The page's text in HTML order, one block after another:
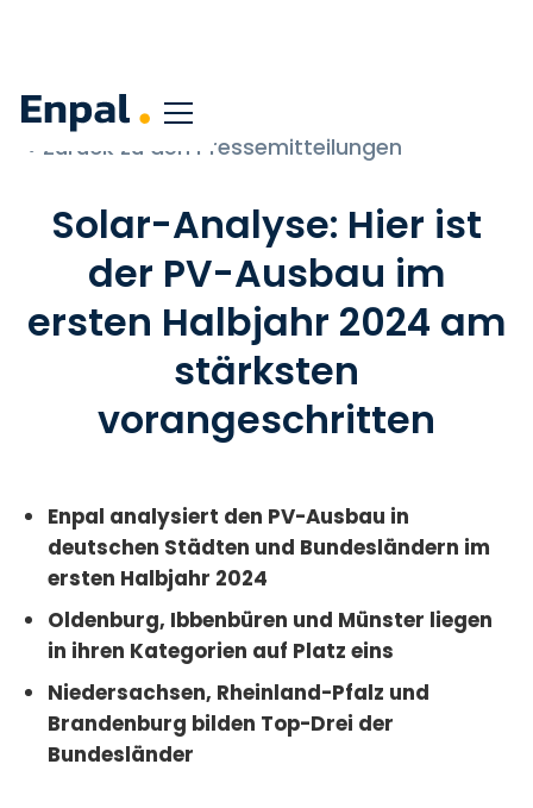
< Zurück zu den Pressemitteilungen
Solar-Analyse: Hier ist
der PV-Ausbau im
ersten Halbjahr 2024 am
stärksten
vorangeschritten
Enpal analysiert den PV-Ausbau in
deutschen Städten und Bundesländern im
ersten Halbjahr 2024
Oldenburg, Ibbenbüren und Münster liegen
in ihren Kategorien auf Platz eins
Niedersachsen, Rheinland-Pfalz und
Brandenburg bilden Top-Drei der
Bundesländer